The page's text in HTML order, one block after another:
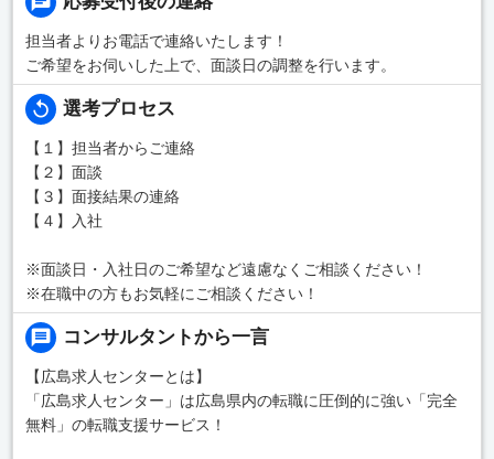
担当者よりお電話で連絡いたします！
ご希望をお伺いした上で、面談日の調整を行います。
選考プロセス
【１】担当者からご連絡
【２】面談
【３】面接結果の連絡
【４】入社
※面談日・入社日のご希望など遠慮なくご相談ください！
※在職中の方もお気軽にご相談ください！
コンサルタントから一言
【広島求人センターとは】
「広島求人センター」は広島県内の転職に圧倒的に強い「完全
無料」の転職支援サービス！